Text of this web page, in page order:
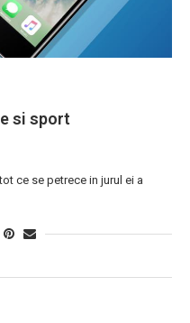
si sport
ce se petrece in jurul ei a